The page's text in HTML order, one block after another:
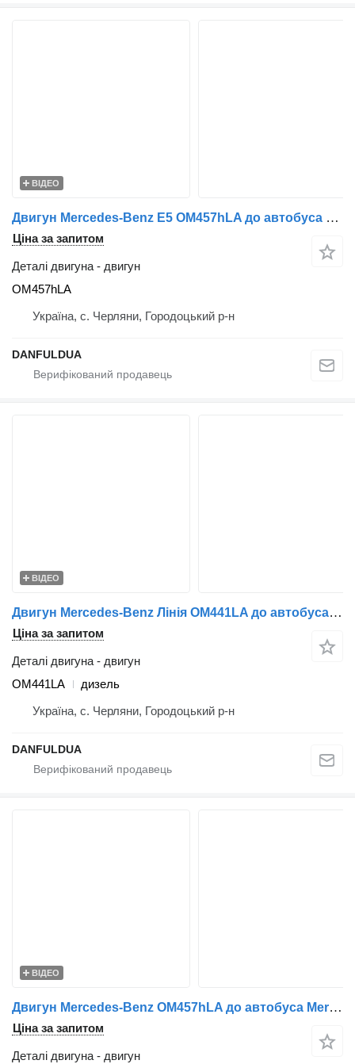
ВІДЕО
Двигун Mercedes-Benz E5 OM457hLA до автобуса Mercedes-Benz
Ціна за запитом
Деталі двигуна - двигун
OM457hLA
Україна, с. Черляни, Городоцький р-н
DANFULDUA
ВІДЕО
Двигун Mercedes-Benz Лінія OM441LA до автобуса Mercedes-Benz Neoplan Transliner
Ціна за запитом
Деталі двигуна - двигун
OM441LA
дизель
Україна, с. Черляни, Городоцький р-н
DANFULDUA
ВІДЕО
Двигун Mercedes-Benz OM457hLA до автобуса Mercedes-Benz
Ціна за запитом
Деталі двигуна - двигун